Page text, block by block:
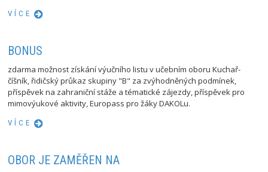
VÍCE
BONUS
zdarma možnost získání výučního listu v učebním oboru Kuchař-
číšník, řidičský průkaz skupiny "B" za zvýhodněných podmínek,
příspěvek na zahraniční stáže a tématické zájezdy, příspěvek pro
mimovýukové aktivity, Europass pro žáky DAKOLu.
VÍCE
OBOR JE ZAMĚŘEN NA